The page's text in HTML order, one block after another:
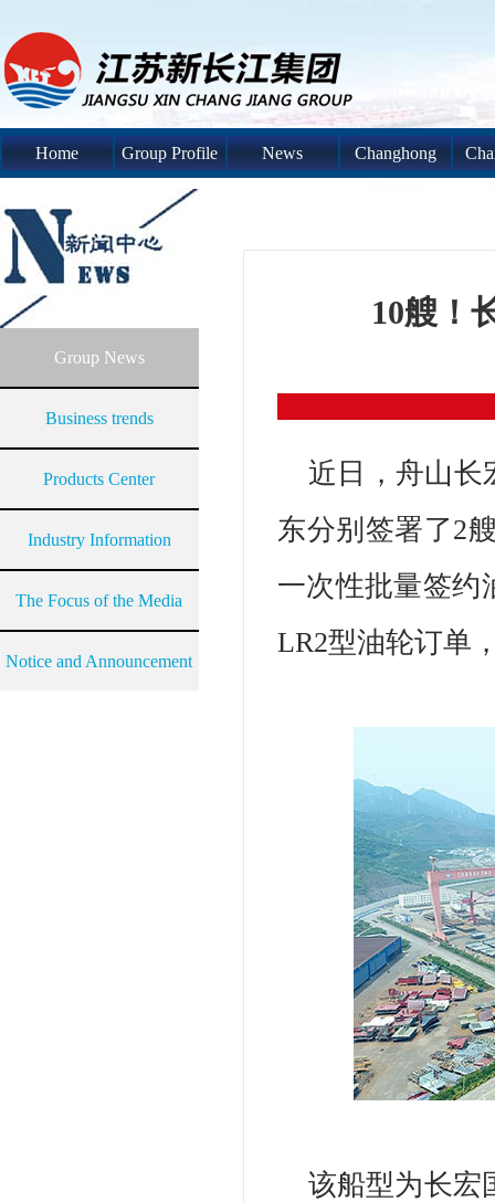
Home Group Profile News
Changhong
Group News
Business trends
Products Center
Industry Information
The Focus of the Media
Notice and Announcement
10艘！
近日，舟山长
东分别签署了2
一次性批量签约
LR2型油轮订单
该船型为长宏